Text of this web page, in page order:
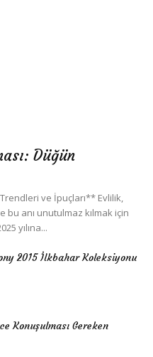
Düğün
ve İpuçları** Evlilik,
bu anı unutulmaz kılmak için
yılına...
2015 İlkbahar Koleksiyonu
Konuşulması Gereken